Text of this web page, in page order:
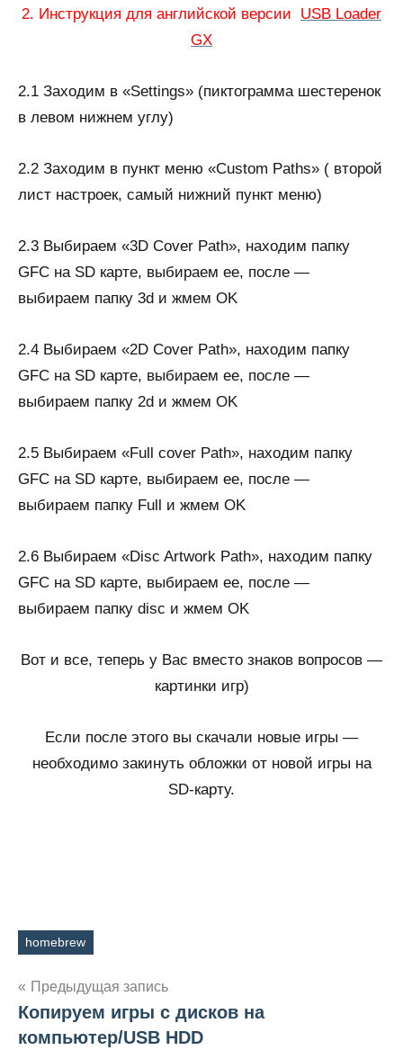
2. Инструкция для английской версии USB Loader
GX
2.1 Заходим в «Settings» (пиктограмма шестеренок
в левом нижнем углу)
2.2 Заходим в пункт меню «Custom Paths» ( второй
лист настроек, самый нижний пункт меню)
2.3 Выбираем «3D Cover Path», находим папку
GFC на SD карте, выбираем ее, после —
выбираем папку 3d и жмем OK
2.4 Выбираем «2D Cover Path», находим папку
GFC на SD карте, выбираем ее, после —
выбираем папку 2d и жмем OK
2.5 Выбираем «Full cover Path», находим папку
GFC на SD карте, выбираем ее, после —
выбираем папку Full и жмем OK
2.6 Выбираем «Disc Artwork Path», находим папку
GFC на SD карте, выбираем ее, после —
выбираем папку disc и жмем OK
Вот и все, теперь у Вас вместо знаков вопросов —
картинки игр)
Если после этого вы скачали новые игры —
необходимо закинуть обложки от новой игры на
SD-карту.
Метки
homebrew
Навигация
по
Предыдущая запись
Копируем игры с дисков на
компьютер/USB HDD